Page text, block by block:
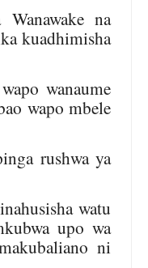
na
kuadhimisha
wapo wanaume
wapo mbele
rushwa ya
watu
upo wa
ni